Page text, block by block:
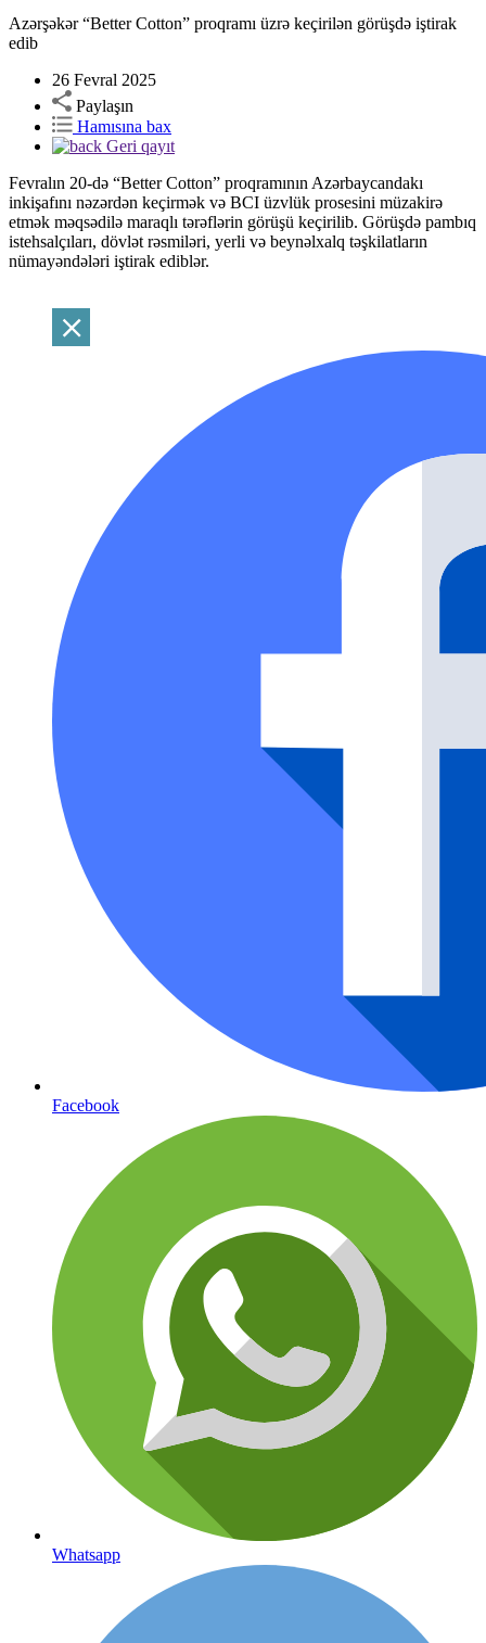
Azərşəkər “Better Cotton” proqramı üzrə keçirilən görüşdə iştirak
edib
26 Fevral 2025
Paylaşın
Hamısına bax
Geri qayıt
Fevralın 20-də “Better Cotton” proqramının Azərbaycandakı
inkişafını nəzərdən keçirmək və BCI üzvlük prosesini müzakirə
etmək məqsədilə maraqlı tərəflərin görüşü keçirilib. Görüşdə pambıq
istehsalçıları, dövlət rəsmiləri, yerli və beynəlxalq təşkilatların
nümayəndələri iştirak ediblər.
Facebook
Whatsapp